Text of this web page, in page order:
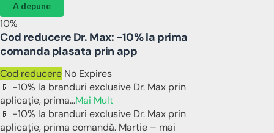
A depune
10%
Cod reducere Dr. Max: -10% la prima
comanda plasata prin app
Cod reducere No Expires
📱 -10% la branduri exclusive Dr. Max prin
aplicație, prima...Mai Mult
📱 -10% la branduri exclusive Dr. Max prin
aplicație, prima comandă. Martie – mai